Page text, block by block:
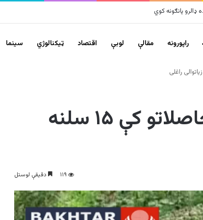
راپورونه مقالې لوبې اقتصاد ټیکنالوژي سينما
پنجشېر کې د غوزانو په حاصلاتو کې ۱۵ سلنه
۱۱۹ دقیقې لوستل